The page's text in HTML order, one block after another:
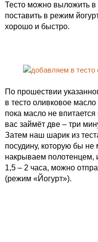
Тесто можно выложить в
поставить в режим
хорошо и быстро.
По прошествии
в тесто оливковое
пока масло не впитается
вас займёт две – три
Затем наш шарик из
посудину, которую бы
накрываем полотенцем,
1,5 – 2 часа, можно
(режим «Йогурт»).